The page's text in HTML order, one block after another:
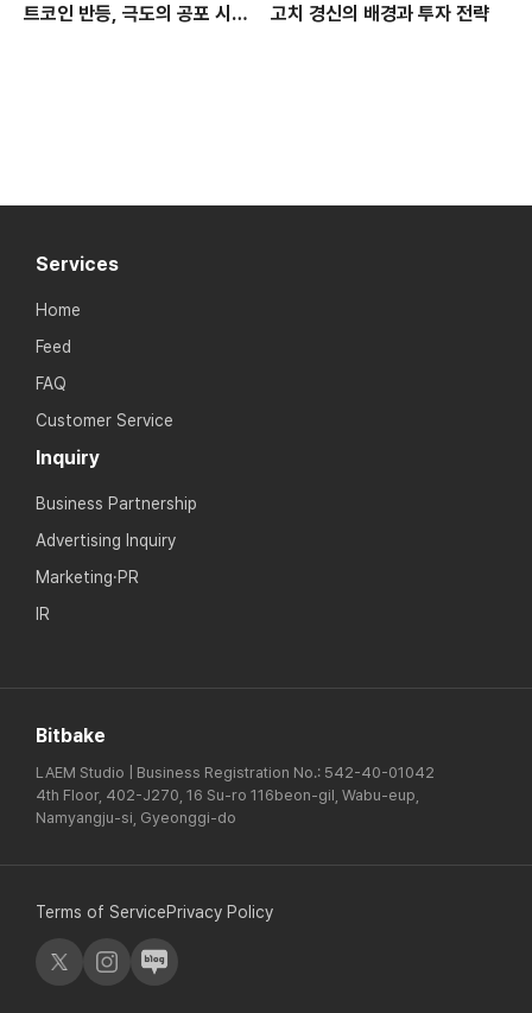
트코인 반등, 극도의 공포 시장
고치 경신의 배경과 투자 전략
Services
Home
Feed
FAQ
Customer Service
Inquiry
Business Partnership
Advertising Inquiry
Marketing·PR
IR
Bitbake
LAEM Studio | Business Registration No.: 542-40-01042
4th Floor, 402-J270, 16 Su-ro 116beon-gil, Wabu-eup,
Namyangju-si, Gyeonggi-do
Terms of ServicePrivacy Policy